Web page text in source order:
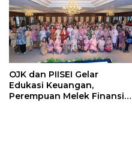
OJK dan PIISEI Gelar
Edukasi Keuangan,
Perempuan Melek Finansial